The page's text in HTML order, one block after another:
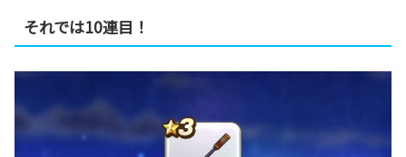
それでは10連目！